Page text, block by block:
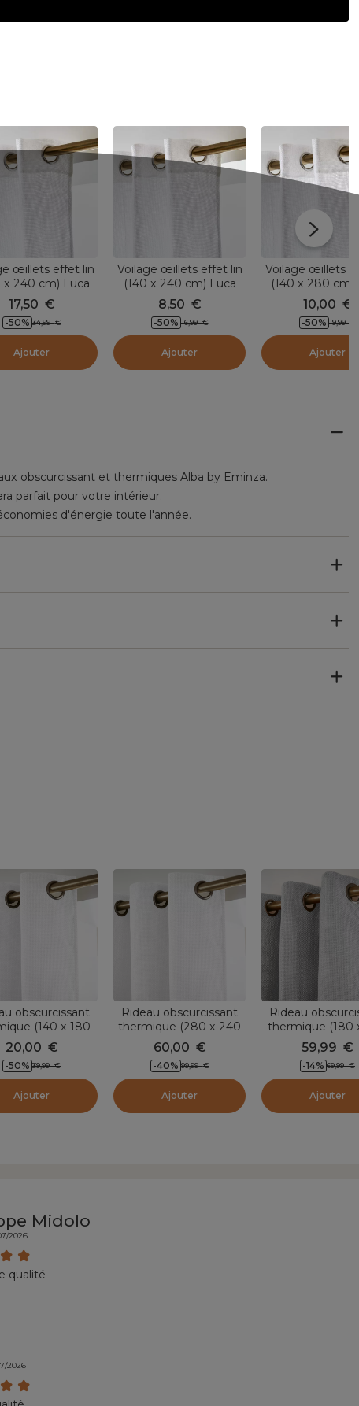
œillets effet lin
x 240 cm) Luca
Blanc
17,50 €
-50% 34,99 €
Ajouter
Voilage œillets effet lin
(140 x 240 cm) Luca
Blanc
8,50 €
-50% 16,99 €
Ajouter
Voilage œillets
(140 x 280 cm)
Blanc
10,00 €
-50% 19,99
Ajouter
obscurcissant et thermiques Alba by Eminza.
parfait pour votre intérieur.
d'énergie toute l'année.
obscurcissant
(140 x 180
Alba Blanc perle
20,00 €
-50% 39,99 €
Ajouter
Rideau obscurcissant
thermique (280 x 240
cm) Alba Blanc perle
60,00 €
-40% 99,99 €
Ajouter
Rideau
thermique (180
cm) Alba Gris
59,99 €
-14% 69,99 €
Ajouter
Midolo
2026
qualité
2026